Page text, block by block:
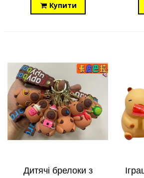
Купити
Дитячі брелоки з